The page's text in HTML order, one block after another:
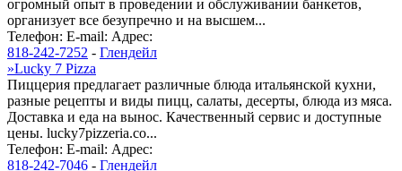
огромный опыт в проведении и обслуживании банкетов,
организует все безупречно и на высшем...
Телефон: E-mail: Адрес:
818-242-7252 - Глендейл
»Lucky 7 Pizza
Пиццерия предлагает различные блюда итальянской кухни,
разные рецепты и виды пицц, салаты, десерты, блюда из мяса.
Доставка и еда на вынос. Качественный сервис и доступные
цены. lucky7pizzeria.co...
Телефон: E-mail: Адрес:
818-242-7046 - Глендейл